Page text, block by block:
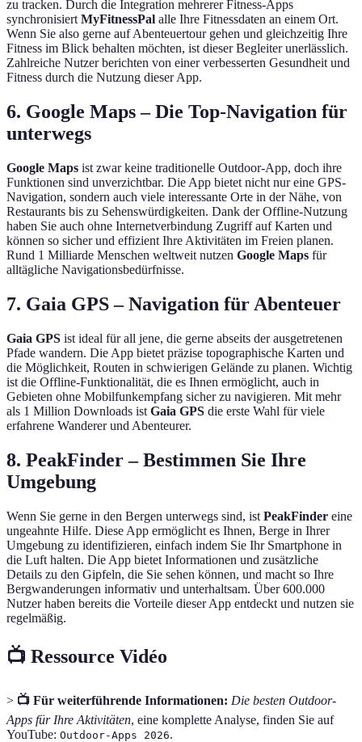
zu tracken. Durch die Integration mehrerer Fitness-Apps
synchronisiertMyFitnessPal alle Ihre Fitnessdaten an einem Ort.
Wenn Sie also gerne auf Abenteuertour gehen und gleichzeitig Ihre
Fitness im Blick behalten möchten, ist dieser Begleiter unerlässlich.
Zahlreiche Nutzer berichten von einer verbesserten Gesundheit und
Fitness durch die Nutzung dieser App.
6. Google Maps – Die Top-Navigation für
unterwegs
Google Maps ist zwar keine traditionelle Outdoor-App, doch ihre
Funktionen sind unverzichtbar. Die App bietet nicht nur eine GPS-
Navigation, sondern auch viele interessante Orte in der Nähe, von
Restaurants bis zu Sehenswürdigkeiten. Dank der Offline-Nutzung
haben Sie auch ohne Internetverbindung Zugriff auf Karten und
können so sicher und effizient Ihre Aktivitäten im Freien planen.
Rund 1 Milliarde Menschen weltweit nutzen Google Maps für
alltägliche Navigationsbedürfnisse.
7. Gaia GPS – Navigation für Abenteuer
Gaia GPS ist ideal für all jene, die gerne abseits der ausgetretenen
Pfade wandern. Die App bietet präzise topographische Karten und
die Möglichkeit, Routen in schwierigen Gelände zu planen. Wichtig
ist die Offline-Funktionalität, die es Ihnen ermöglicht, auch in
Gebieten ohne Mobilfunkempfang sicher zu navigieren. Mit mehr
als 1 Million Downloads ist Gaia GPS die erste Wahl für viele
erfahrene Wanderer und Abenteurer.
8. PeakFinder – Bestimmen Sie Ihre
Umgebung
Wenn Sie gerne in den Bergen unterwegs sind, ist PeakFinder eine
ungeahnte Hilfe. Diese App ermöglicht es Ihnen, Berge in Ihrer
Umgebung zu identifizieren, einfach indem Sie Ihr Smartphone in
die Luft halten. Die App bietet Informationen und zusätzliche
Details zu den Gipfeln, die Sie sehen können, und macht so Ihre
Bergwanderungen informativ und unterhaltsam. Über 600.000
Nutzer haben bereits die Vorteile dieser App entdeckt und nutzen sie
regelmäßig.
📺 Ressource Vidéo
> 📺 Für weiterführende Informationen: Die besten Outdoor-
Apps für Ihre Aktivitäten, eine komplette Analyse, finden Sie auf
YouTube: Outdoor-Apps 2026.